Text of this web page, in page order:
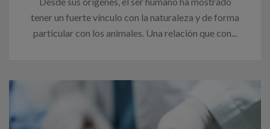
tener un fuerte vínculo con la naturaleza y de forma
particular con los animales. Una relación que con...